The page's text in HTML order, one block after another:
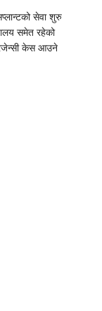
सेवा शुरु
समेत रहेको
केस आउने